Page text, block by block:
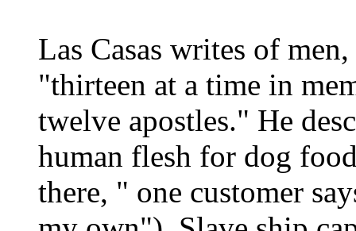
Las Casas writes of
"thirteen at a time in
twelve apostles." He
human flesh for dog
there, " one customer